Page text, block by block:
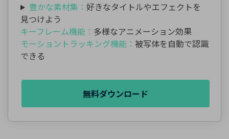
豊かな素材集： 好きなタイトルやエフェクトを
見つけよう
キーフレーム機能： 多様なアニメーション効果
モーショントラッキング機能： 被写体を自動で認識
できる
無料ダウンロード